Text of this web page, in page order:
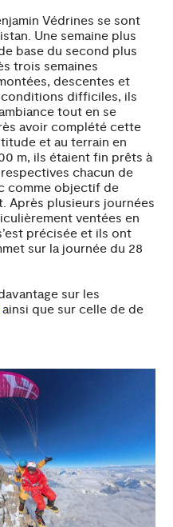
Védrines se sont
Une semaine plus
base du second plus
trois semaines
descentes et
difficiles, ils
tout en se
avoir complété cette
et au terrain en
m, ils étaient fin prêts à
chacun de
comme objectif de
Après plusieurs journées
ventées en
précisée et ils ont
sur la journée du 28
sur les
ainsi que sur celle de de